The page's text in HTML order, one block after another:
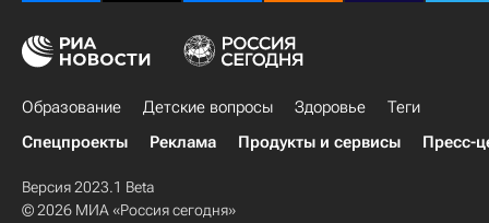
Образование Детские вопросы Здоровье
Теги
Спецпроекты
Реклама Продукты и сервисы Пресс-
Версия 2023.1 Beta
© 2026 МИА «Россия сегодня»